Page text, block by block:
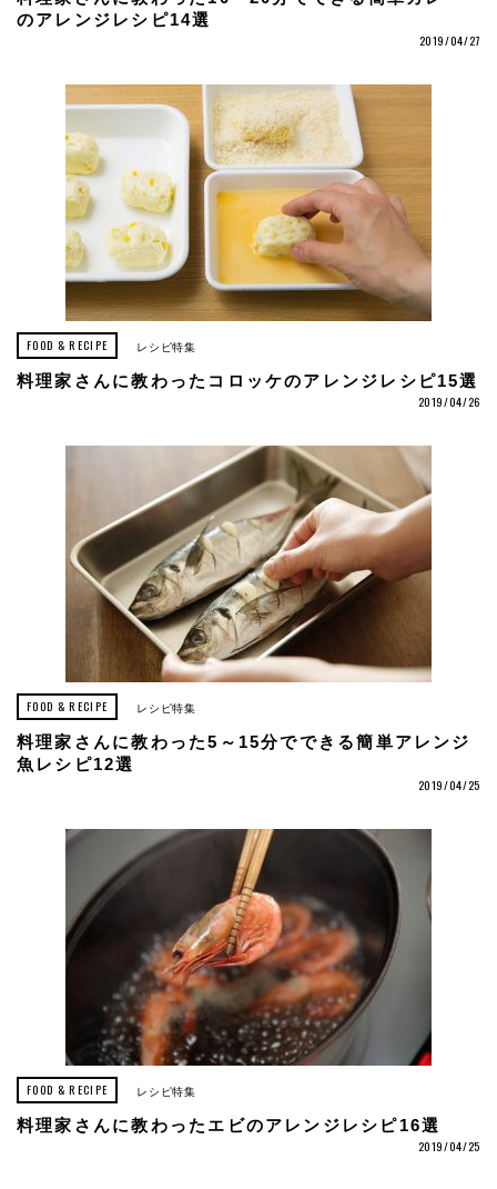
のアレンジレシピ14選
2019/04/27
FOOD & RECIPE レシピ特集
料理家さんに教わったコロッケのアレンジレシピ15選
2019/04/26
FOOD & RECIPE レシピ特集
料理家さんに教わった5～15分でできる簡単アレンジ
魚レシピ12選
2019/04/25
FOOD & RECIPE レシピ特集
料理家さんに教わったエビのアレンジレシピ16選
2019/04/25